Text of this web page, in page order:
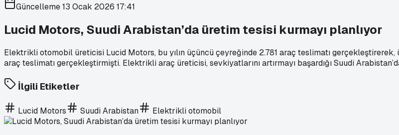
Güncelleme13 Ocak 2026 17:41
Lucid Motors, Suudi Arabistan’da üretim tesisi kurmayı planlıyor
Elektrikli otomobil üreticisi Lucid Motors, bu yılın üçüncü çeyreğinde 2.781 araç teslimatı
araç teslimatı gerçekleştirmişti. Elektrikli araç üreticisi, sevkiyatlarını artırmayı başardığı Suudi
İlgili Etiketler
Lucid Motors Suudi Arabistan Elektrikli otomobil